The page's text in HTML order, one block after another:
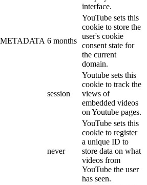
interface.
6 months
YouTube sets this
cookie to store the
user's cookie
consent state for
the current
domain.
session
Youtube sets this
cookie to track the
views of
embedded videos
on Youtube pages.
never
YouTube sets this
cookie to register
a unique ID to
store data on what
videos from
YouTube the user
has seen.